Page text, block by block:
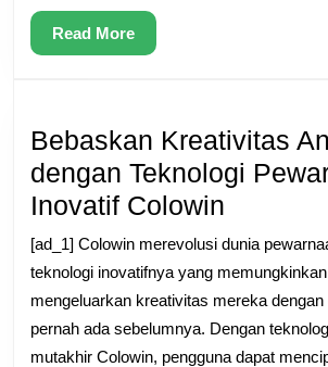
Read MoreRead
More
Bebaskan Kreativitas
dengan Teknologi
Inovatif Colowin
Anda
dengan
[ad_1] Colowin merevolusi dunia
teknologi inovatifnya yang
mengeluarkan kreativitas mereka
pernah ada sebelumnya. Dengan
mutakhir Colowin, pengguna dapat